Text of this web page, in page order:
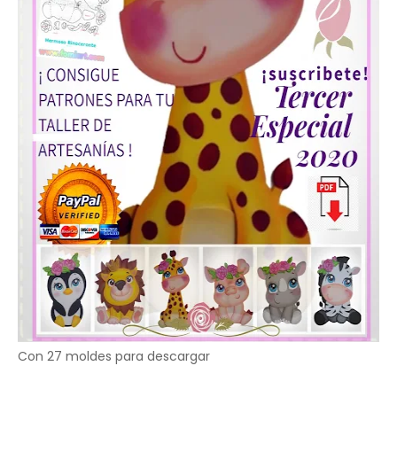
Con 27 moldes para descargar